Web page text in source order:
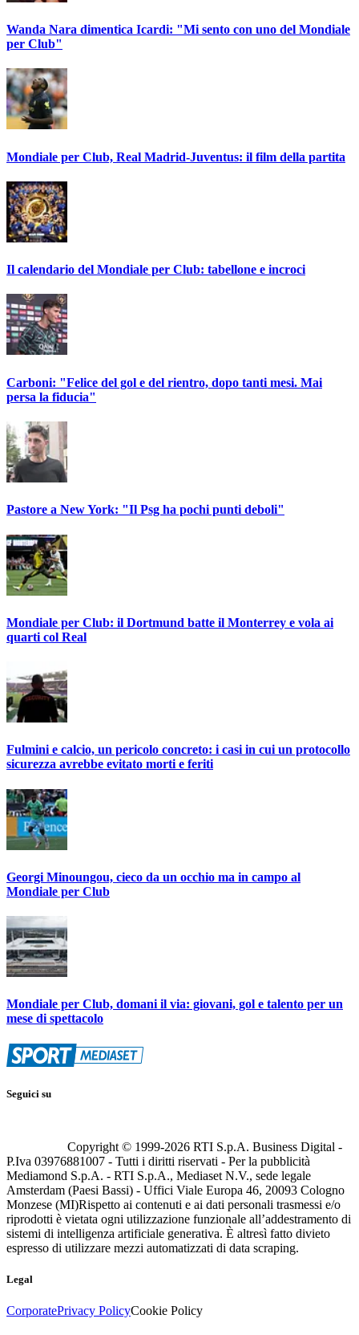
Wanda Nara dimentica Icardi: "Mi sento con uno del Mondiale
per Club"
Mondiale per Club, Real Madrid-Juventus: il film della partita
Il calendario del Mondiale per Club: tabellone e incroci
Carboni: "Felice del gol e del rientro, dopo tanti mesi. Mai
persa la fiducia"
Pastore a New York: "Il Psg ha pochi punti deboli"
Mondiale per Club: il Dortmund batte il Monterrey e vola ai
quarti col Real
Fulmini e calcio, un pericolo concreto: i casi in cui un protocollo
sicurezza avrebbe evitato morti e feriti
Georgi Minoungou, cieco da un occhio ma in campo al
Mondiale per Club
Mondiale per Club, domani il via: giovani, gol e talento per un
mese di spettacolo
Seguici su
Copyright © 1999-2026 RTI S.p.A. Business Digital -
P.Iva 03976881007 - Tutti i diritti riservati - Per la pubblicità
Mediamond S.p.A. - RTI S.p.A., Mediaset N.V., sede legale
Amsterdam (Paesi Bassi) - Uffici Viale Europa 46, 20093 Cologno
Monzese (MI)Rispetto ai contenuti e ai dati personali trasmessi e/o
riprodotti è vietata ogni utilizzazione funzionale all’addestramento di
sistemi di intelligenza artificiale generativa. È altresì fatto divieto
espresso di utilizzare mezzi automatizzati di data scraping.
Legal
CorporatePrivacy PolicyCookie Policy